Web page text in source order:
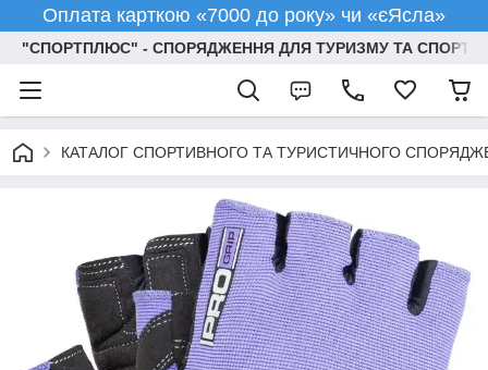
Оплата карткою «7000 до року» чи «єЯсла»
"СПОРТПЛЮС" - СПОРЯДЖЕННЯ ДЛЯ ТУРИЗМУ ТА СПОРТУ
КАТАЛОГ СПОРТИВНОГО ТА ТУРИСТИЧНОГО